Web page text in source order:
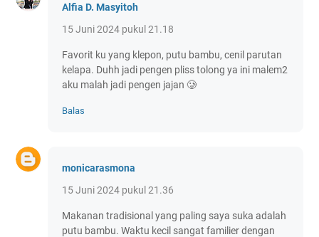
Alfia D. Masyitoh
15 Juni 2024 pukul 21.18
Favorit ku yang klepon, putu bambu, cenil parutan
kelapa. Duhh jadi pengen pliss tolong ya ini malem2
aku malah jadi pengen jajan 🥲
Balas
monicarasmona
15 Juni 2024 pukul 21.36
Makanan tradisional yang paling saya suka adalah
putu bambu. Waktu kecil sangat familier dengan